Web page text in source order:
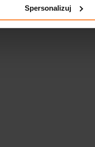
Spersonalizuj